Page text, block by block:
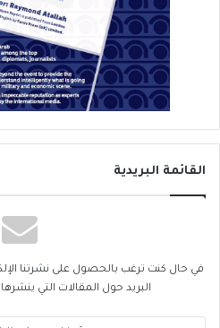
القائمة البريدية
في حال كنت ترغب بالحصول على نشرتنا
البريد حول المقالات التي